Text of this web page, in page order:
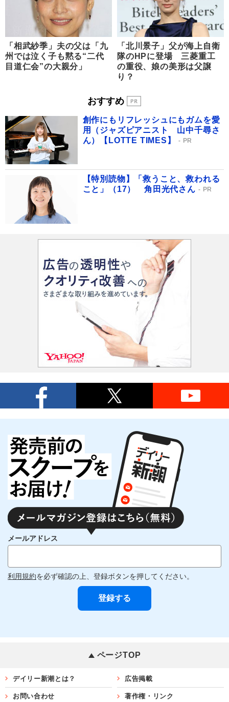
「相武紗季」夫の父は「九
州では泣く子も黙る“二代
目道仁会”の大親分」
「北川景子」父が海上自衛
隊のHPに登場 三菱重工
の重役、娘の美形は父譲
り？
おすすめ
創作にもリフレッシュにもガムを愛
用（ジャズピアニスト 山中千尋さ
ん）【LOTTE TIMES】
PR
【特別読物】「救うこと、救われる
こと」（17） 角田光代さん
PR
メールアドレス
利用規約を必ず確認の上、登録ボタンを押してください。
ページTOP
デイリー新潮とは？ 広告掲載
お問い合わせ 著作権・リンク